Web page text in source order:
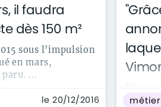
il faudra
dès 150 m²
sous l’impulsion
en mars,
...
le 20/12/2016
près
métier